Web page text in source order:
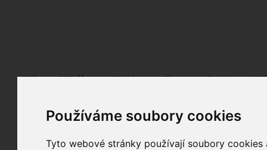
Používáme soubory cookies
Tyto webové stránky používají soubory
Lidé PRO účet Nabídky Fórum Galerie
Karel Bělka
Pohlaví: muž